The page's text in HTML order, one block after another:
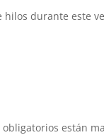
hilos durante este
obligatorios están